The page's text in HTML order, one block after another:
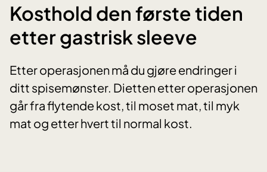
Kosthold den første tiden
etter gastrisk sleeve
Etter operasjonen må du gjøre endringer i
ditt spisemønster. Dietten etter operasjonen
går fra flytende kost, til moset mat, til myk
mat og etter hvert til normal kost.